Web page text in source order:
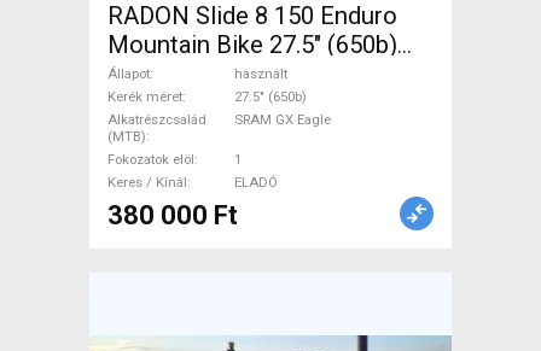
RADON Slide 8 150 Enduro
Mountain Bike 27.5" (650b)
össztelós / fully SRAM GX
Eagle használt ELADÓ
Állapot
használt
Kerék méret
27.5" (650b)
Alkatrészcsalád
(MTB)
SRAM GX Eagle
Fokozatok elöl
1
Keres / Kínál
ELADÓ
380 000 Ft